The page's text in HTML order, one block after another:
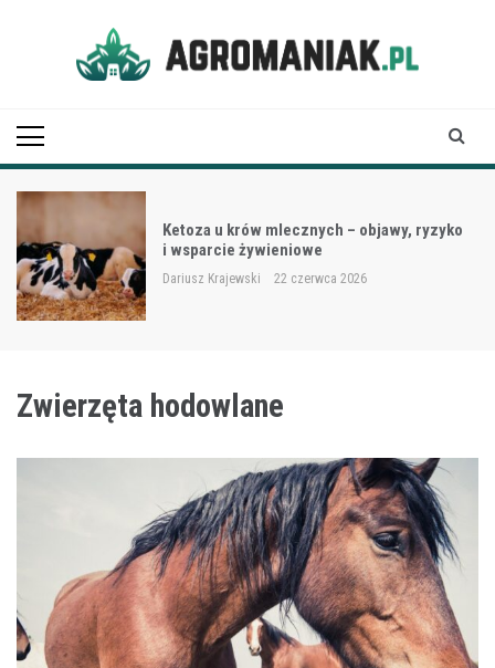
Ketoza u krów mlecznych – objawy, ryzyko
i wsparcie żywieniowe
Dariusz Krajewski 22 czerwca 2026
Zwierzęta hodowlane